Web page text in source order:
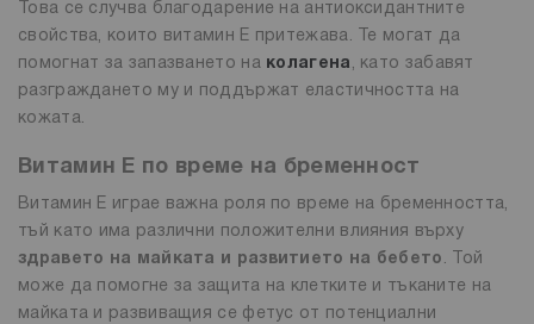
Това се случва благодарение на антиоксидантните
свойства, които витамин Е притежава. Те могат да
помогнат за запазването на колагена , като забавят
разграждането му и поддържат еластичността на
кожата.
Витамин E по време на бременност
Витамин Е играе важна роля по време на бременността,
тъй като има различни положителни влияния върху
здравето на майката и развитието на бебето . Той
може да помогне за защита на клетките и тъканите на
майката и развиващия се фетус от потенциални